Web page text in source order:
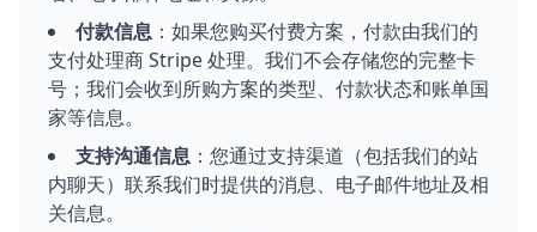
付款信息 ：如果您购买付费方案，付款由我们的
支付处理商 Stripe 处理。我们不会存储您的完整卡
号；我们会收到所购方案的类型、付款状态和账单国
家等信息。
支持沟通信息 ：您通过支持渠道（包括我们的站
内聊天）联系我们时提供的消息、电子邮件地址及相
关信息。